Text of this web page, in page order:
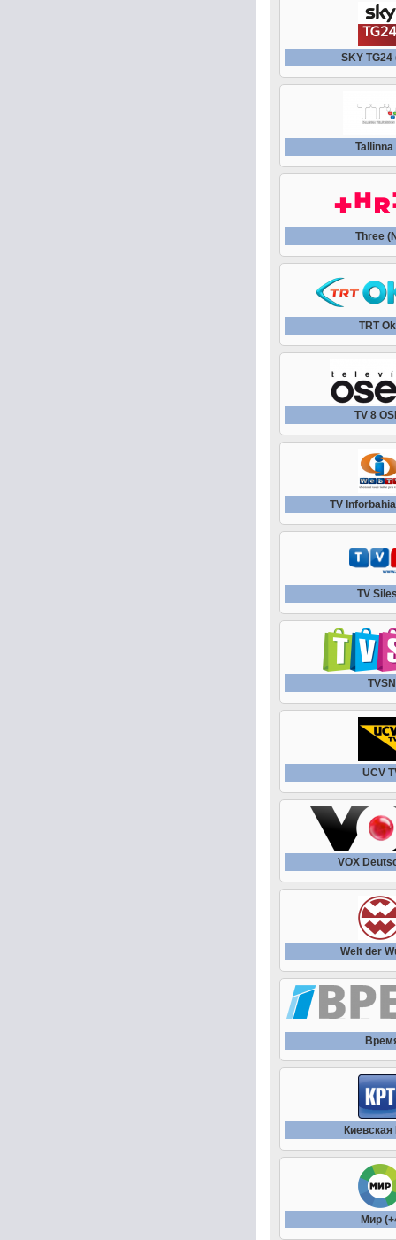
SKY TG24
Tallinna
Three
TRT
TV 8
TV
TV
TVSN
UCV
VOX
Welt der
Киевская
Мир